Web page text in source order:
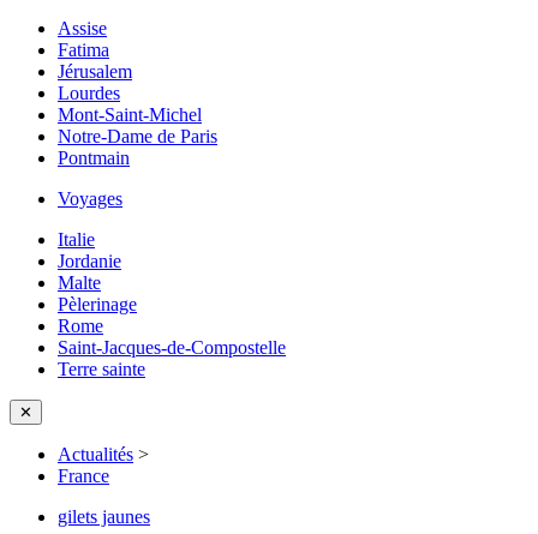
Assise
Fatima
Jérusalem
Lourdes
Mont-Saint-Michel
Notre-Dame de Paris
Pontmain
Voyages
Italie
Jordanie
Malte
Pèlerinage
Rome
Saint-Jacques-de-Compostelle
Terre sainte
✕
Actualités >
France
gilets jaunes